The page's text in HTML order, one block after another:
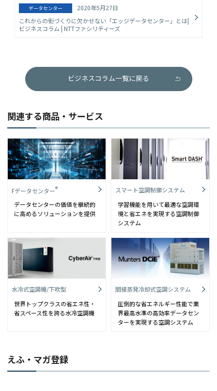
データセンター
2020年5月27日
これからの街づくりに欠かせない「エッジデータセンター」とは|
ビジネスコラム | NTTファシリティーズ
ビジネスコラム一覧に戻る
関連する商品・サービス
Fデータセンター®
データセンターの価値を継続的
に高めるソリューションを提供
スマート空調制御システム
学習機能を用いて最適な空調環
境と省エネを実現する空調制御
システム
水冷式空調機/下吹型
世界トップクラスの省エネ性・
省スペース性を誇る水冷空調機
間接蒸発冷却式空調システム
圧倒的な省エネルギー性能で業
界最高水準の高効率データセン
ターを実現する空調システム
えふ・マガ登録